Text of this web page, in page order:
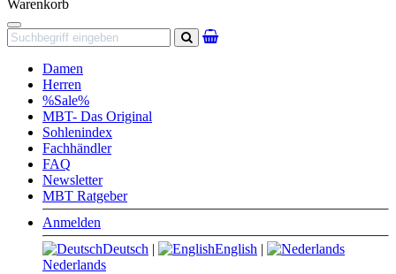
Warenkorb
Navigation
Suchen
Damen
Herren
%Sale%
MBT- Das Original
Sohlenindex
Fachhändler
FAQ
Newsletter
MBT Ratgeber
Anmelden
Deutsch | English |
Nederlands